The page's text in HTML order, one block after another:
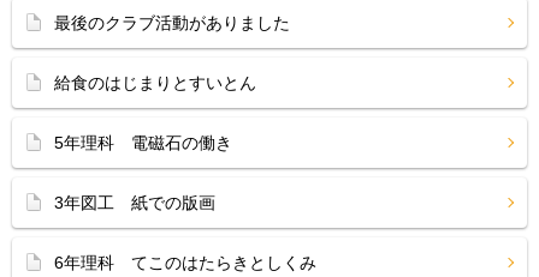
最後のクラブ活動がありました
給食のはじまりとすいとん
5年理科 電磁石の働き
3年図工 紙での版画
6年理科 てこのはたらきとしくみ